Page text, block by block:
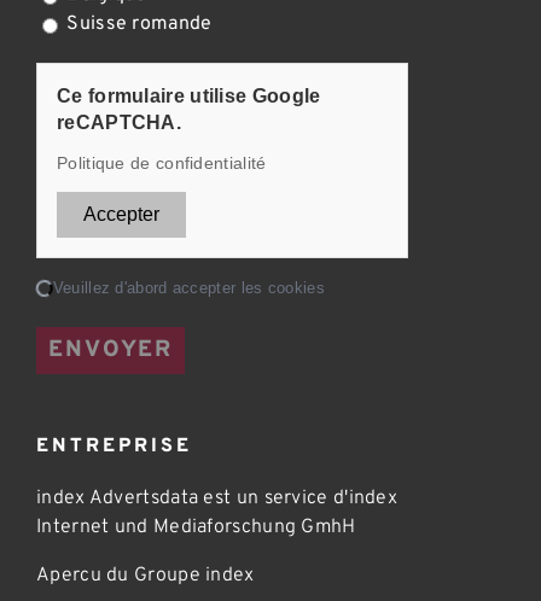
Suisse romande
Ce formulaire utilise Google
reCAPTCHA.
Politique de confidentialité
Accepter
Chargement...
Veuillez d'abord accepter les cookies
ENVOYER
ENTREPRISE
index Advertsdata est un service d'index
Internet und Mediaforschung GmhH
Apercu du Groupe index